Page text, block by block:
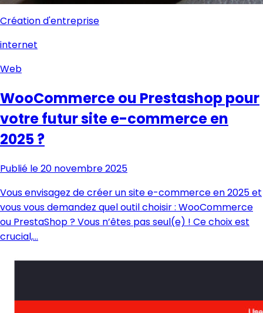
Création d'entreprise
internet
Web
WooCommerce ou Prestashop pour
votre futur site e-commerce en
2025 ?
Publié le 20 novembre 2025
Vous envisagez de créer un site e-commerce en 2025 et
vous vous demandez quel outil choisir : WooCommerce
ou PrestaShop ? Vous n’êtes pas seul(e) ! Ce choix est
crucial,…